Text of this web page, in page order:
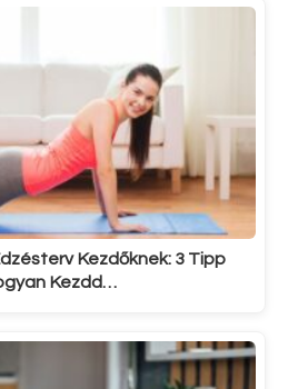
Kezdőknek: 3 Tipp
Kezdd…